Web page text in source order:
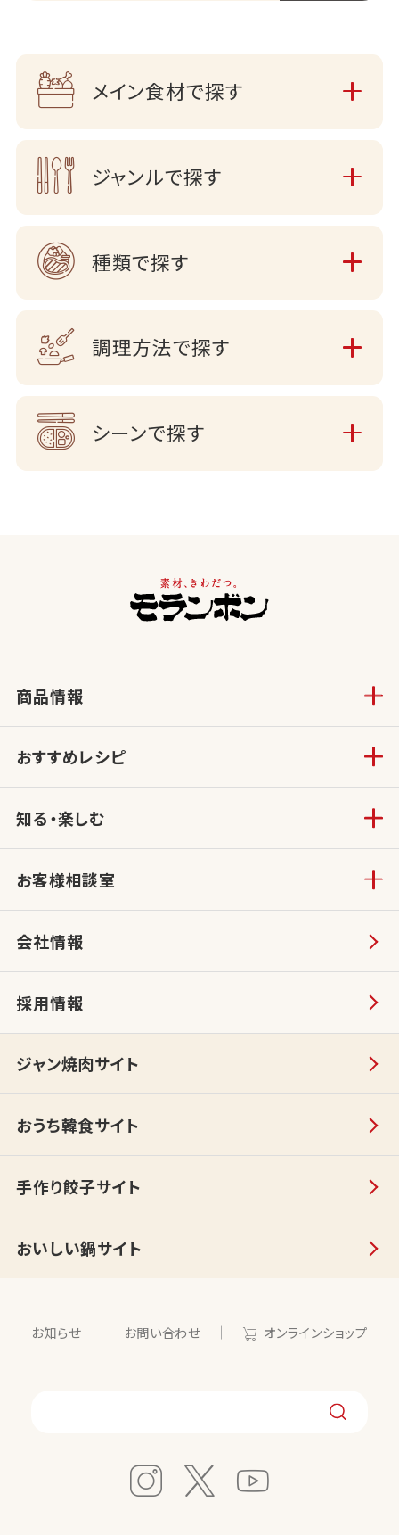
メイン食材で探す
ジャンルで探す
種類で探す
調理方法で探す
シーンで探す
商品情報
おすすめレシピ
知る・楽しむ
お客様相談室
会社情報
採用情報
ジャン焼肉サイト
おうち韓食サイト
手作り餃子サイト
おいしい鍋サイト
お知らせ お問い合わせ オンラインショップ